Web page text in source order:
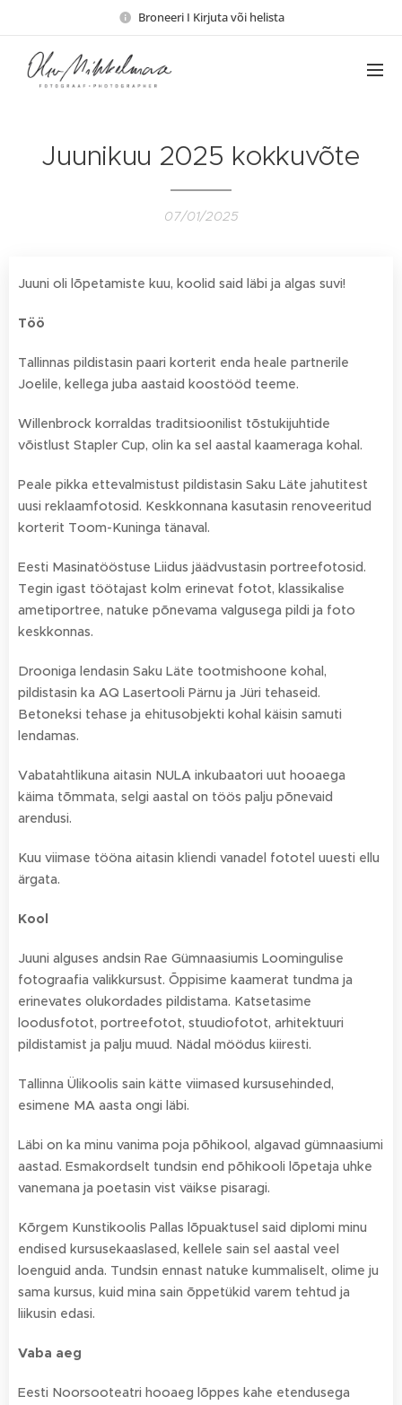
Broneeri I Kirjuta või helista
Juunikuu 2025 kokkuvõte
07/01/2025
Juuni oli lõpetamiste kuu, koolid said läbi ja algas suvi!
Töö
Tallinnas pildistasin paari korterit enda heale partnerile
Joelile, kellega juba aastaid koostööd teeme.
Willenbrock korraldas traditsioonilist tõstukijuhtide
võistlust Stapler Cup, olin ka sel aastal kaameraga kohal.
Peale pikka ettevalmistust pildistasin Saku Läte jahutitest
uusi reklaamfotosid. Keskkonnana kasutasin renoveeritud
korterit Toom-Kuninga tänaval.
Eesti Masinatööstuse Liidus jäädvustasin portreefotosid.
Tegin igast töötajast kolm erinevat fotot, klassikalise
ametiportree, natuke põnevama valgusega pildi ja foto
keskkonnas.
Drooniga lendasin Saku Läte tootmishoone kohal,
pildistasin ka AQ Lasertooli Pärnu ja Jüri tehaseid.
Betoneksi tehase ja ehitusobjekti kohal käisin samuti
lendamas.
Vabatahtlikuna aitasin NULA inkubaatori uut hooaega
käima tõmmata, selgi aastal on töös palju põnevaid
arendusi.
Kuu viimase tööna aitasin kliendi vanadel fototel uuesti ellu
ärgata.
Kool
Juuni alguses andsin Rae Gümnaasiumis Loomingulise
fotograafia valikkursust. Õppisime kaamerat tundma ja
erinevates olukordades pildistama. Katsetasime
loodusfotot, portreefotot, stuudiofotot, arhitektuuri
pildistamist ja palju muud. Nädal möödus kiiresti.
Tallinna Ülikoolis sain kätte viimased kursusehinded,
esimene MA aasta ongi läbi.
Läbi on ka minu vanima poja põhikool, algavad gümnaasiumi
aastad. Esmakordselt tundsin end põhikooli lõpetaja uhke
vanemana ja poetasin vist väikse pisaragi.
Kõrgem Kunstikoolis Pallas lõpuaktusel said diplomi minu
endised kursusekaaslased, kellele sain sel aastal veel
loenguid anda. Tundsin ennast natuke kummaliselt, olime ju
sama kursus, kuid mina sain õppetükid varem tehtud ja
liikusin edasi.
Vaba aeg
Eesti Noorsooteatri hooaeg lõppes kahe etendusega